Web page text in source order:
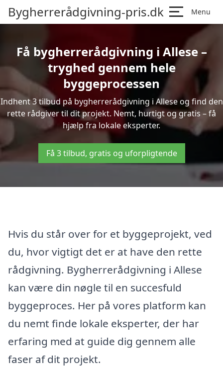
Bygherrerådgivning-pris.dk Menu
Få bygherrerådgivning i Allese –
tryghed gennem hele
byggeprocessen
Indhent 3 tilbud på bygherrerådgivning i Allese og find den
rette rådgiver til dit projekt. Nemt, hurtigt og gratis – få
hjælp fra lokale eksperter.
Få 3 tilbud, gratis og uforpligtende
Hvis du står over for et byggeprojekt, ved
du, hvor vigtigt det er at have den rette
rådgivning. Bygherrerådgivning i Allese
kan være din nøgle til en succesfuld
byggeproces. Her på vores platform kan
du nemt finde lokale eksperter, der har
erfaring med at guide dig gennem alle
faser af dit projekt.